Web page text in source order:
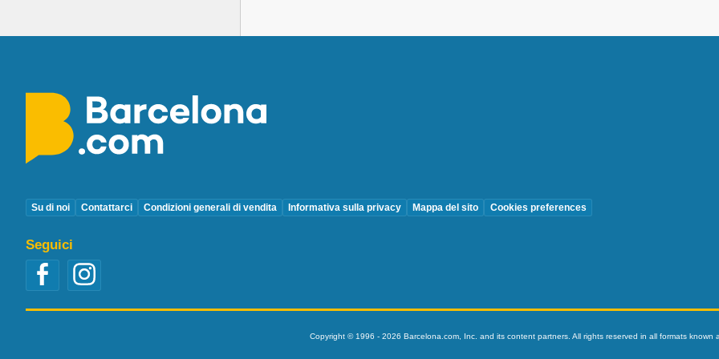
Su di noi Contattarci Condizioni generali di vendita Informativa sulla privacy Mappa del sito Cookies preferences
Seguici
Copyright © 1996 - 2026 Barcelona.com, Inc. and its content partners. All rights reserved in all formats known